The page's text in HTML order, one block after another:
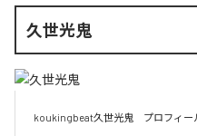
久世光鬼
koukingbeat久世光鬼　プロフィー